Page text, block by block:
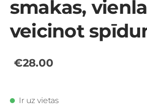
smakas,
veicinot
€28.00
Ir uz vietas